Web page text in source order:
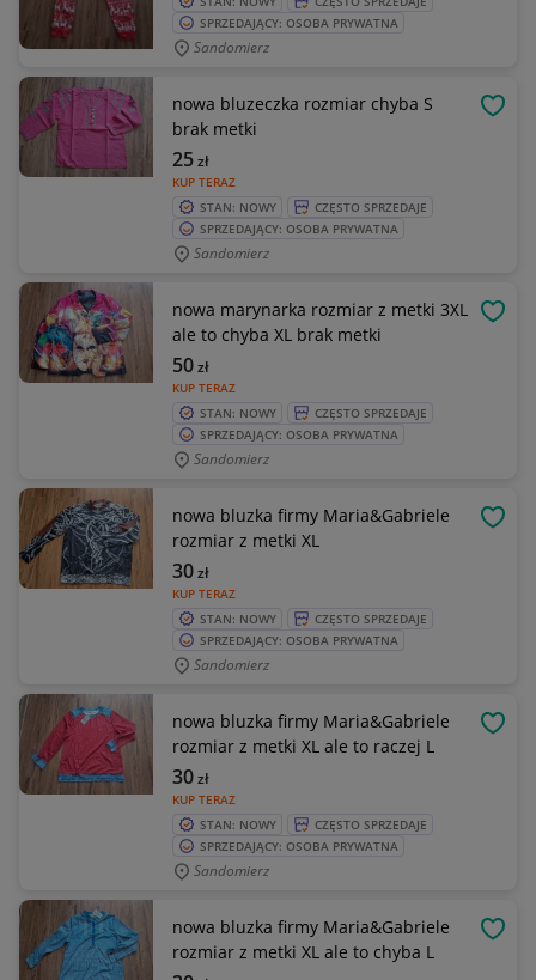
SPRZEDAJĄCY: OSOBA PRYWATNA
Sandomierz
nowa bluzeczka rozmiar chyba S
brak metki
KUP TERAZ
25zł
STAN: NOWY
CZĘSTO SPRZEDAJE
SPRZEDAJĄCY: OSOBA PRYWATNA
Sandomierz
nowa marynarka rozmiar z metki 3XL
ale to chyba XL brak metki
KUP TERAZ
50zł
STAN: NOWY
CZĘSTO SPRZEDAJE
SPRZEDAJĄCY: OSOBA PRYWATNA
Sandomierz
nowa bluzka firmy Maria&Gabriele
rozmiar z metki XL
KUP TERAZ
30zł
STAN: NOWY
CZĘSTO SPRZEDAJE
SPRZEDAJĄCY: OSOBA PRYWATNA
Sandomierz
nowa bluzka firmy Maria&Gabriele
rozmiar z metki XL ale to raczej L
KUP TERAZ
30zł
STAN: NOWY
CZĘSTO SPRZEDAJE
SPRZEDAJĄCY: OSOBA PRYWATNA
Sandomierz
nowa bluzka firmy Maria&Gabriele
rozmiar z metki XL ale to chyba L